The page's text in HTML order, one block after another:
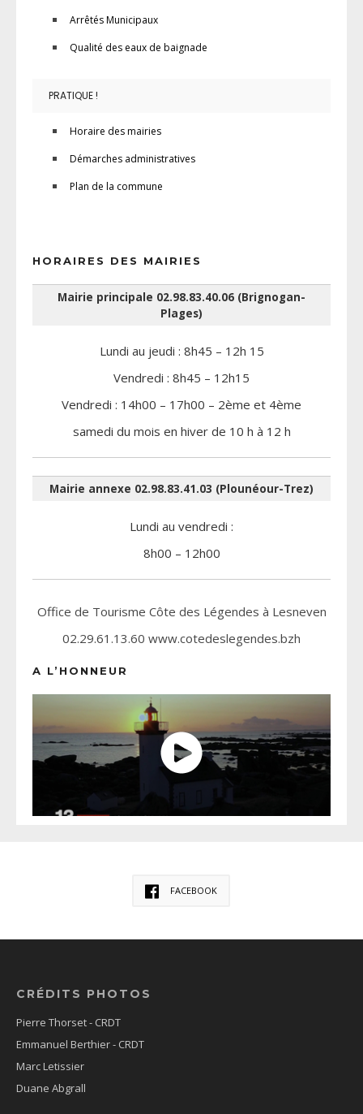
Arrêtés Municipaux
Qualité des eaux de baignade
PRATIQUE !
Horaire des mairies
Démarches administratives
Plan de la commune
HORAIRES DES MAIRIES
Mairie principale 02.98.83.40.06 (Brignogan-
Plages)
Lundi au jeudi : 8h45 – 12h 15
Vendredi : 8h45 – 12h15
Vendredi : 14h00 – 17h00 – 2ème et 4ème
samedi du mois en hiver de 10 h à 12 h
Mairie annexe 02.98.83.41.03 (Plounéour-Trez)
Lundi au vendredi :
8h00 – 12h00
Office de Tourisme Côte des Légendes à Lesneven
02.29.61.13.60 www.cotedeslegendes.bzh
A L’HONNEUR
FACEBOOK
CRÉDITS PHOTOS
Pierre Thorset - CRDT
Emmanuel Berthier - CRDT
Marc Letissier
Duane Abgrall